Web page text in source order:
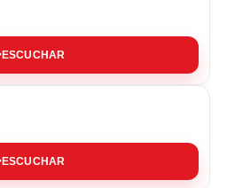
ESCUCHAR
ESCUCHAR